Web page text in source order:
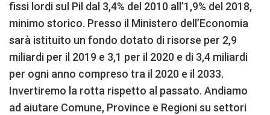
fissi lordi sul Pil dal 3,4% del 2010 all’1,9% del 2018,
minimo storico. Presso il Ministero dell’Economia
sarà istituito un fondo dotato di risorse per 2,9
miliardi per il 2019 e 3,1 per il 2020 e di 3,4 miliardi
per ogni anno compreso tra il 2020 e il 2033.
Invertiremo la rotta rispetto al passato. Andiamo
ad aiutare Comune, Province e Regioni su settori